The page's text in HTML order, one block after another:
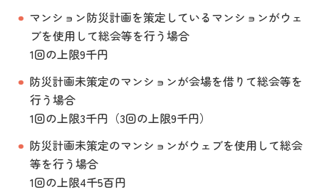
マンション防災計画を策定しているマンションがウェ
ブを使用して総会等を行う場合
1回の上限9千円
防災計画未策定のマンションが会場を借りて総会等を
行う場合
1回の上限3千円（3回の上限9千円）
防災計画未策定のマンションがウェブを使用して総会
等を行う場合
1回の上限4千5百円